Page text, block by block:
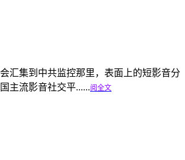
汇集到中共监控那里，表面上的短影音分
主流影音社交平......阅全文